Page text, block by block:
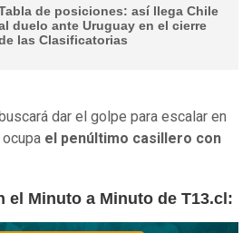
de posiciones: así llega Chile
duelo ante Uruguay en el cierre
las Clasificatorias
dar el golpe para escalar en
el penúltimo casillero con
el Minuto a Minuto de T13.cl: